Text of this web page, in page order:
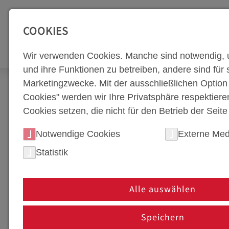
Zur Top Navigation springen [Alt+1]Zur Hauptnavigation
Newsroom Corporate Blog Technik-Blog
DIE VORTEILE DER
LEICHTBAU,
Die Automobilindustrie steht vor ständig
Sicherheit und Effizienz. Um diesen
Warmumformung als essenzielle
COOKIES
Wir verwenden Cookies. Manche sind notwendig,
und ihre Funktionen zu betreiben, andere sind für
Marketingzwecke. Mit der ausschließlichen
Cookies" werden wir Ihre Privatsphäre
Cookies setzen, die nicht für den Betrieb der
Notwendige Cookies
Externe
Statistik
Alle auswählen
Speichern